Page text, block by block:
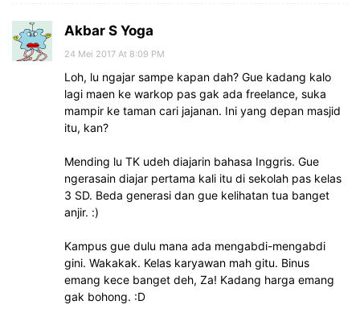
Akbar S Yoga
24 Mei 2017 At 8:09 PM
Loh, lu ngajar sampe kapan dah? Gue kadang kalo
lagi maen ke warkop pas gak ada freelance, suka
mampir ke taman cari jajanan. Ini yang depan masjid
itu, kan?
Mending lu TK udeh diajarin bahasa Inggris. Gue
ngerasain diajar pertama kali itu di sekolah pas kelas
3 SD. Beda generasi dan gue kelihatan tua banget
anjir. :)
Kampus gue dulu mana ada mengabdi-mengabdi
gini. Wakakak. Kelas karyawan mah gitu. Binus
emang kece banget deh, Za! Kadang harga emang
gak bohong. :D